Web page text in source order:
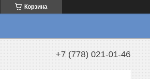
Корзина
+7 (778) 021-01-46